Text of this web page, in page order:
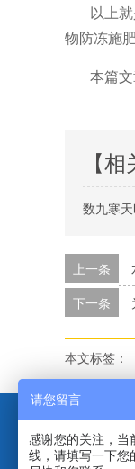
以上
物防冻施
本篇
【
数九寒
上一条
下一条
本文标签：
请您留言
感谢您的关注，当
线，请填写一下您